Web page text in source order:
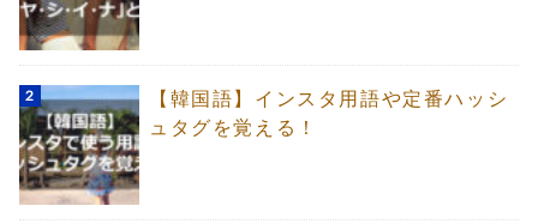
【韓国語】インスタ用語や定番ハッシ
ュタグを覚える！